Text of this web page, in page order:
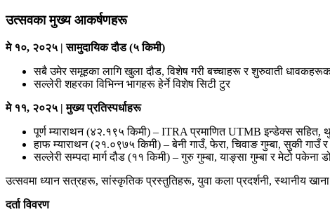
उत्सवका मुख्य आकर्षणहरू
मे १०, २०२५ | सामुदायिक दौड (५ किमी)
सबै उमेर समूहका लागि खुला दौड, विशेष गरी बच्चाहरू र शुरुवाती
सल्लेरी शहरका विभिन्न भागहरू हेर्ने विशेष सिटी टुर
मे ११, २०२५ | मुख्य प्रतिस्पर्धाहरू
पूर्ण म्याराथन (४२.१९५ किमी) – ITRA प्रमाणित UTMB इन्डेक्स सहित,
हाफ म्याराथन (२१.०९७५ किमी) – बेनी गाउँ, फेरा, चिवाङ गुम्बा, सुकी गाउँ
सल्लेरी सम्पदा मार्ग दौड (११ किमी) – गुरु गुम्बा, याङ्सा गुम्बा र मेटो पकेना
उत्सवमा ध्यान सत्रहरू, सांस्कृतिक प्रस्तुतिहरू, युवा कला प्रदर्शनी, स्थानीय
दर्ता विवरण